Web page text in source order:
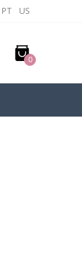
PT US
0